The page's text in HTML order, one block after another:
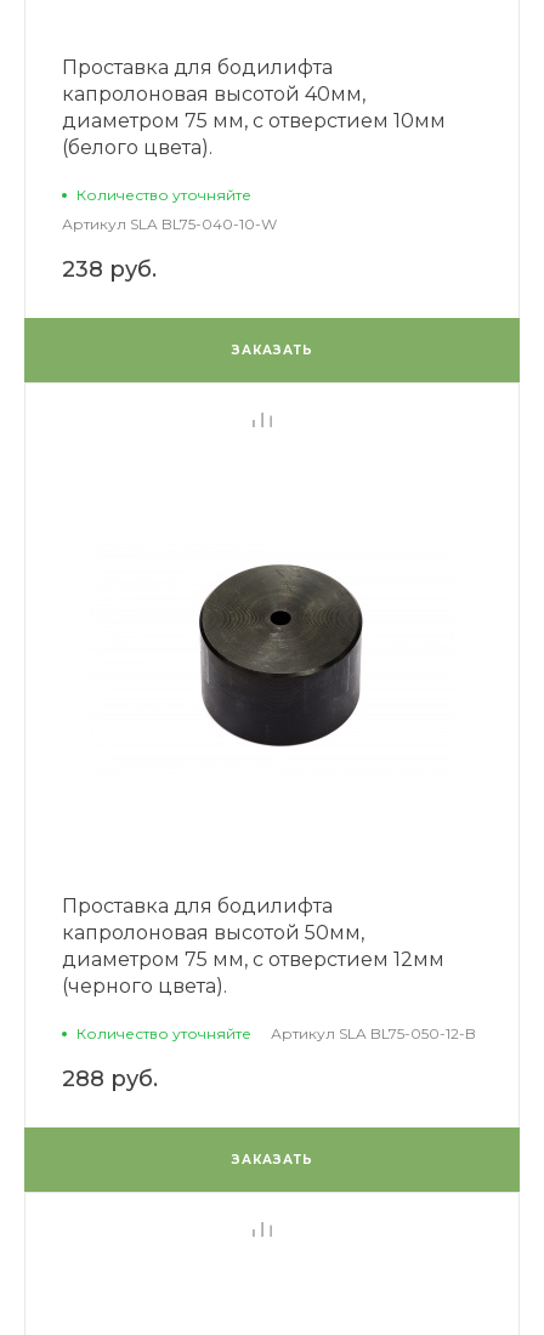
Проставка для бодилифта
капролоновая высотой 40мм,
диаметром 75 мм, с отверстием 10мм
(белого цвета).
Количество уточняйте
Артикул SLA BL75-040-10-W
238 руб.
ЗАКАЗАТЬ
Проставка для бодилифта
капролоновая высотой 50мм,
диаметром 75 мм, с отверстием 12мм
(черного цвета).
Количество уточняйте Артикул SLA BL75-050-12-B
288 руб.
ЗАКАЗАТЬ